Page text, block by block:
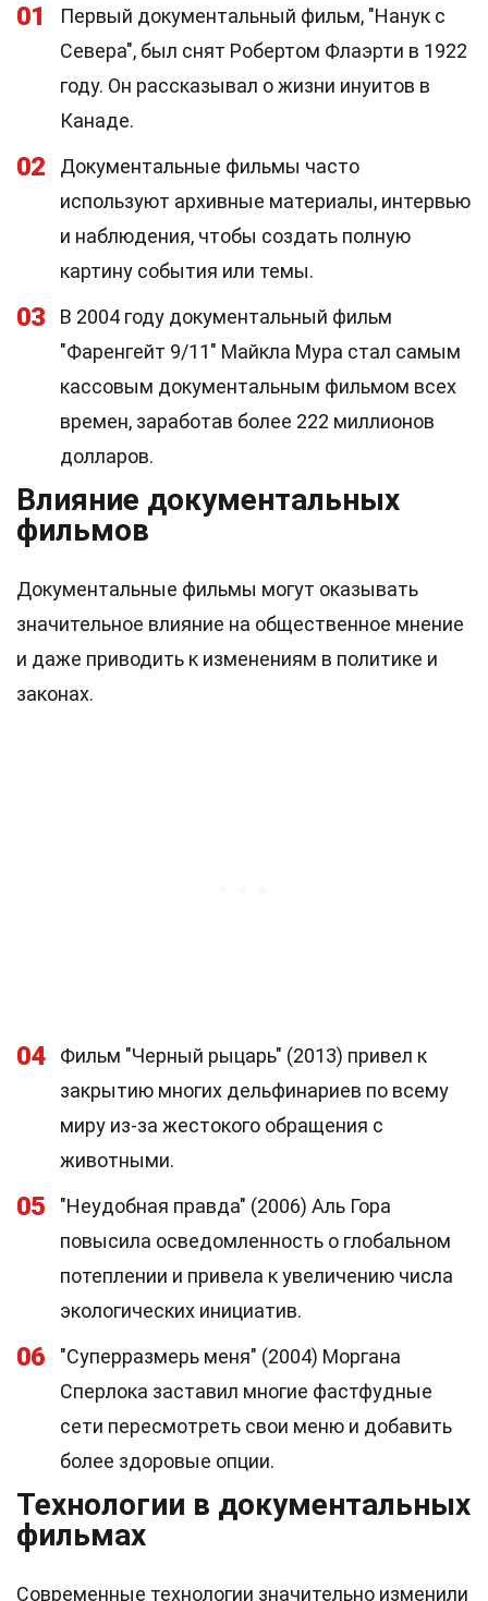
01
Первый документальный фильм, "Нанук с
Севера", был снят Робертом Флаэрти в 1922
году. Он рассказывал о жизни инуитов в
Канаде.
02
Документальные фильмы часто
используют архивные материалы, интервью
и наблюдения, чтобы создать полную
картину события или темы.
03
В 2004 году документальный фильм
"Фаренгейт 9/11" Майкла Мура стал самым
кассовым документальным фильмом всех
времен, заработав более 222 миллионов
долларов.
Влияние документальных
фильмов
Документальные фильмы могут оказывать
значительное влияние на общественное мнение
и даже приводить к изменениям в политике и
законах.
04
Фильм "Черный рыцарь" (2013) привел к
закрытию многих дельфинариев по всему
миру из-за жестокого обращения с
животными.
05
"Неудобная правда" (2006) Аль Гора
повысила осведомленность о глобальном
потеплении и привела к увеличению числа
экологических инициатив.
06
"Суперразмерь меня" (2004) Моргана
Сперлока заставил многие фастфудные
сети пересмотреть свои меню и добавить
более здоровые опции.
Технологии в документальных
фильмах
Современные технологии значительно изменили